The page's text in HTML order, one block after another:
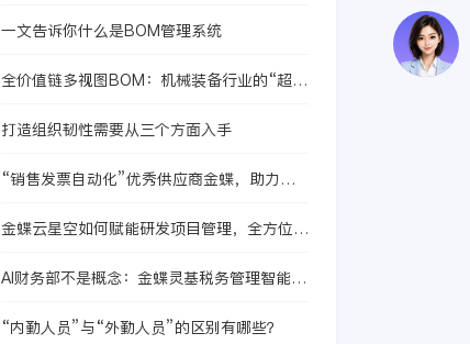
位和待遇也会是截然
一文告诉你什么是BOM管理系统
全价值链多视图BOM：机械装备行业的“超级
打造组织韧性需要从三个方面入手
“销售发票自动化”优秀供应商金蝶，助力企
金蝶云星空如何赋能研发项目管理，全方位提
AI财务部不是概念：金蝶灵基税务管理智能体
“内勤人员”与“外勤人员”的区别有哪些？